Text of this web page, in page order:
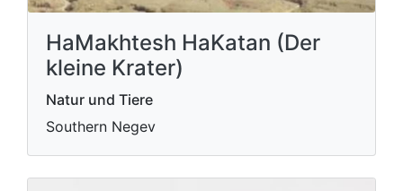
HaMakhtesh HaKatan (Der
kleine Krater)
Natur und Tiere
Southern Negev